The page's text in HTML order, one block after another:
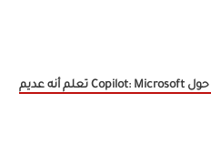
الحقيقة المرة حول Copilot: Microsoft تعلم أنه عديم